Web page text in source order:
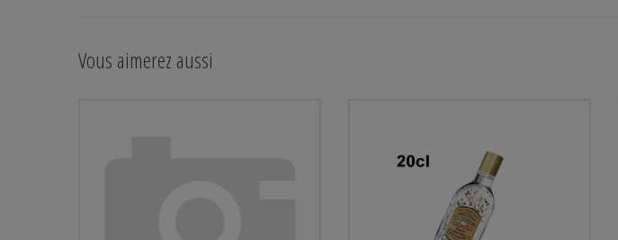
Vous aimerez aussi